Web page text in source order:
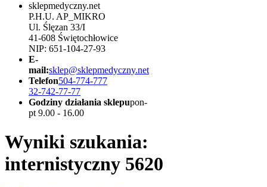
sklepmedyczny.net
P.H.U. AP_MIKRO
Ul. Ślęzan 33/I
41-608 Świętochłowice
NIP: 651-104-27-93
E-
mail:sklep@sklepmedyczny.net
Telefon504-774-777
32-742-77-77
Godziny działania sklepupon-
pt 9.00 - 16.00
Wyniki szukania:
internistyczny 5620